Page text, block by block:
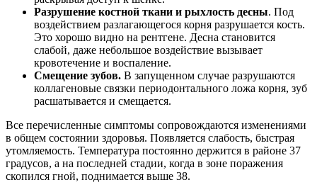
Разрушение костной ткани и рыхлость десны. Под
воздействием разлагающегося корня разрушается кость.
Это хорошо видно на рентгене. Десна становится
слабой, даже небольшое воздействие вызывает
кровотечение и воспаление.
Смещение зубов. В запущенном случае разрушаются
коллагеновые связки периодонтального ложа корня, зуб
расшатывается и смещается.
Все перечисленные симптомы сопровождаются изменениями
в общем состоянии здоровья. Появляется слабость, быстрая
утомляемость. Температура постоянно держится в районе 37
градусов, а на последней стадии, когда в зоне поражения
скопился гной, поднимается выше 38.